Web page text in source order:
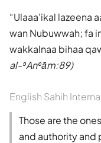
Ulaaa'ikal lazeena
wan Nubuwwah; fa
wakkalnaa bihaa
al-ʾAnʿām:89)
English Sahih
Those are the
and authority and